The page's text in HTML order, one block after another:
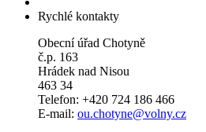
Rychlé kontakty
Obecní úřad Chotyně
č.p. 163
Hrádek nad Nisou
463 34
Telefon: +420 724 186 466
E-mail: ou.chotyne@volny.cz